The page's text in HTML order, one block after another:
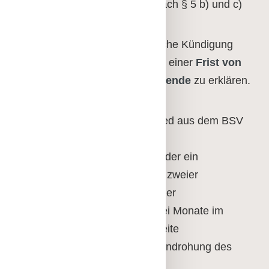
d) Ableben bei Mitgliedern nach § 5 b) und c)
Der Austritt ist durch schriftliche Kündigung
gegenüber dem Vorstand mit einer Frist von
drei Monaten zum Quartalsende zu erklären.
Der Vorstand kann ein Mitglied aus dem BSV
a) ein korporatives Mitglied oder ein
Einzelmitglied, wenn es trotz zweier
Mahnungen in Textform mit der
Beitragszahlung mehr als drei Monate im
Rückstand ist, sofern die zweite
Zahlungsaufforderung eine Androhung des